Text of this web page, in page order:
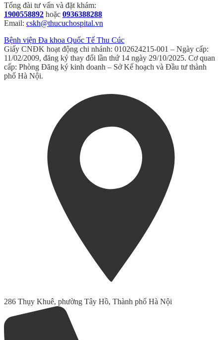
Tổng đài tư vấn và đặt khám:
1900558892 hoặc 0936388288
Email: cskh@thucuchospital.vn
Bệnh viện Đa khoa Quốc Tế Thu Cúc
Giấy CNĐK hoạt động chi nhánh: 0102624215-001 – Ngày cấp:
11/02/2009, đăng ký thay đổi lần thứ 14 ngày 29/10/2025. Cơ quan
cấp: Phòng Đăng ký kinh doanh – Sở Kế hoạch và Đầu tư thành
phố Hà Nội.
286 Thụy Khuê, phường Tây Hồ, Thành phố Hà Nội